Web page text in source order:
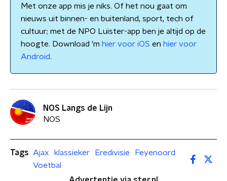
Met onze app mis je niks. Of het nou gaat om
nieuws uit binnen- en buitenland, sport, tech of
cultuur; met de NPO Luister-app ben je altijd op de
hoogte. Download 'm hier voor iOS en hier voor
Android.
NOS Langs de Lijn
NOS
Tags Ajax klassieker Eredivisie
Feyenoord
Voetbal